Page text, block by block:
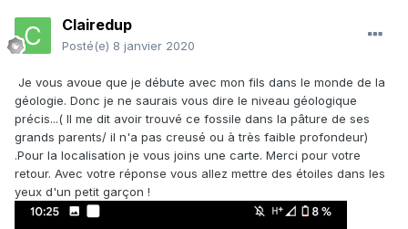
Clairedup
Posté(e) 8 janvier 2020
Je vous avoue que je débute avec mon fils dans le monde de la
géologie. Donc je ne saurais vous dire le niveau géologique
précis...( Il me dit avoir trouvé ce fossile dans la pâture de ses
grands parents/ il n'a pas creusé ou à très faible profondeur)
.Pour la localisation je vous joins une carte. Merci pour votre
retour. Avec votre réponse vous allez mettre des étoiles dans les
yeux d'un petit garçon !